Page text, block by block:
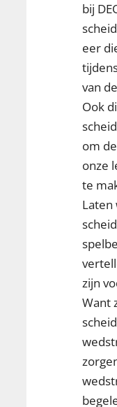
bij
eer
van
Ook
om
onze
te
Laten
zijn
Want